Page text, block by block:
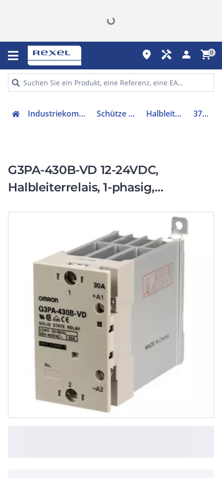
place handyman person shopping_cart0
Industriekomponenten Schütze & Relais Halbleiterrelais 376271
G3PA-430B-VD 12-24VDC,
Halbleiterrelais, 1-phasig,
180…400V AC, Ansteuerung:
12...24V DC, Null-Punkt schaltend,
DIN-Schienen/Wandmontage